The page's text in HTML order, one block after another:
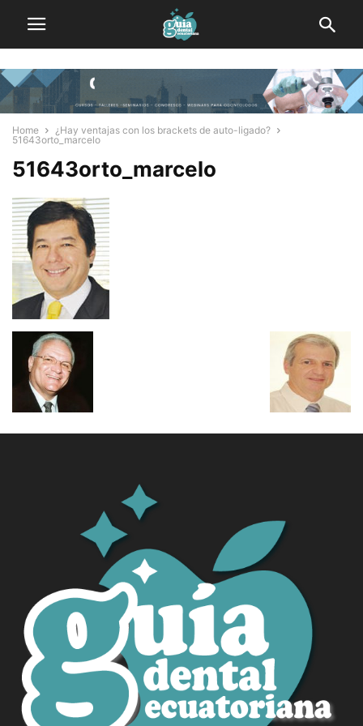
Home
¿Hay ventajas con los brackets de auto-ligado?
51643orto_marcelo
51643orto_marcelo